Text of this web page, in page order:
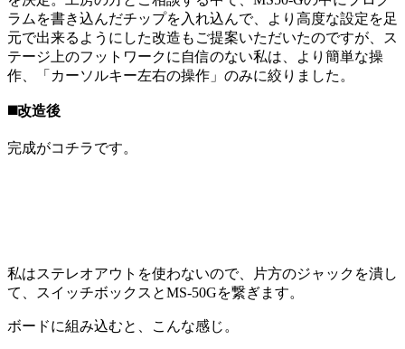
ラムを書き込んだチップを入れ込んで、より高度な設定を足
元で出来るようにした改造もご提案いただいたのですが、ス
テージ上のフットワークに自信のない私は、より簡単な操
作、「カーソルキー左右の操作」のみに絞りました。
◼️改造後
完成がコチラです。
私はステレオアウトを使わないので、片方のジャックを潰し
て、スイッチボックスとMS-50Gを繋ぎます。
ボードに組み込むと、こんな感じ。